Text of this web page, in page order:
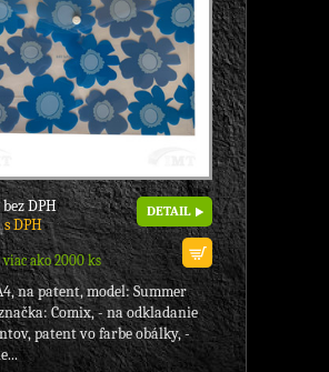
bez DPH
s DPH
ako 2000 ks
DETAIL
na patent, model: Summer
Comix, - na odkladanie
patent vo farbe obálky, -